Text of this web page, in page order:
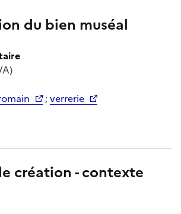
du bien muséal
;verrerie
création - contexte